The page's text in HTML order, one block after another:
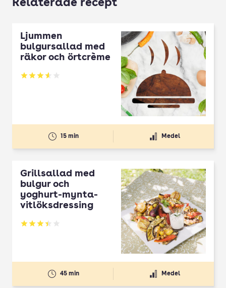
Relaterade recept
Ljummen
bulgursallad med
räkor och örtcrème
Betyg: 3.57 av 5
15 min Medel
Grillsallad med
bulgur och
yoghurt-mynta-
vitlöksdressing
Betyg: 3.43 av 5
45 min Medel